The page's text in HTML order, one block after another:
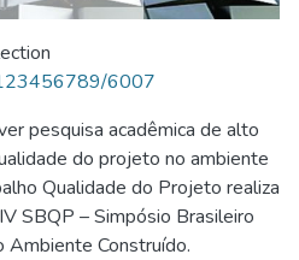
6007
pesquisa acadêmica de alto
do projeto no ambiente
Qualidade do Projeto realiza
SBQP – Simpósio Brasileiro
Construído.